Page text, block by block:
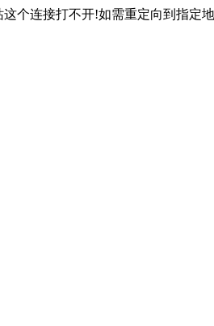
个连接打不开!如需重定向到指定